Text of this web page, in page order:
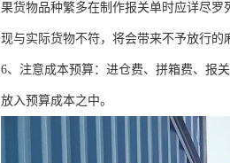
果货物品种繁多在制作报关单时应详尽
现与实际货物不符，将会带来不予放行的
6、注意成本预算：进仓费、拼箱费、报
放入预算成本之中。